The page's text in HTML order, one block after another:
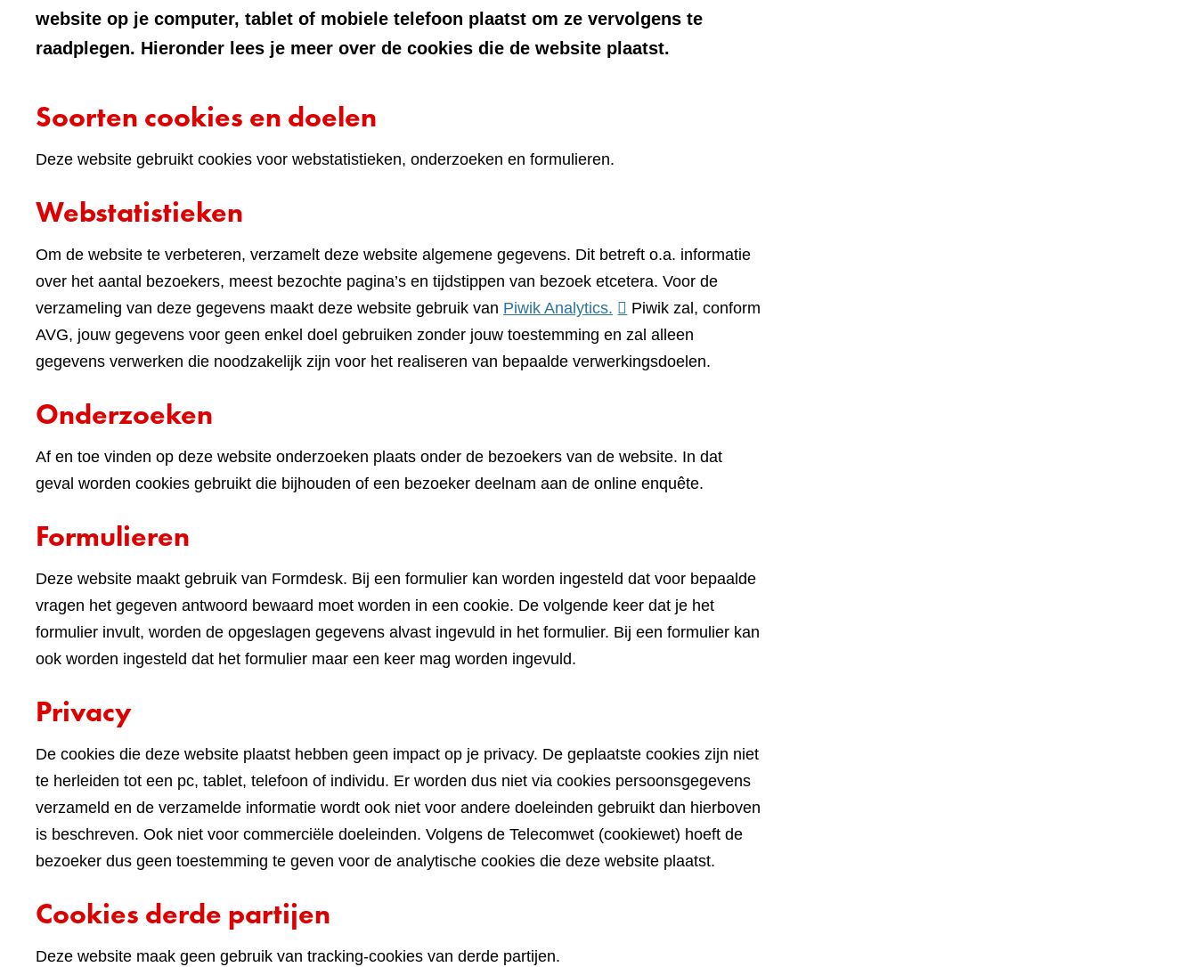
website op je computer, tablet of mobiele telefoon plaatst om ze vervolgens te
raadplegen. Hieronder lees je meer over de cookies die de website plaatst.
Soorten cookies en doelen
Deze website gebruikt cookies voor webstatistieken, onderzoeken en formulieren.
Webstatistieken
Om de website te verbeteren, verzamelt deze website algemene gegevens. Dit betreft o.a. informatie
over het aantal bezoekers, meest bezochte pagina’s en tijdstippen van bezoek etcetera. Voor de
verzameling van deze gegevens maakt deze website gebruik van Piwik Analytics. (verwijst
naar
een
Piwik zal, conform
AVG, jouw gegevens voor geen enkel doel gebruiken zonder jouw toestemming en zal alleen
gegevens verwerken die noodzakelijk zijn voor het realiseren van bepaalde verwerkingsdoelen.
Onderzoeken
Af en toe vinden op deze website onderzoeken plaats onder de bezoekers van de website. In dat
geval worden cookies gebruikt die bijhouden of een bezoeker deelnam aan de online enquête.
Formulieren
Deze website maakt gebruik van Formdesk. Bij een formulier kan worden ingesteld dat voor bepaalde
vragen het gegeven antwoord bewaard moet worden in een cookie. De volgende keer dat je het
formulier invult, worden de opgeslagen gegevens alvast ingevuld in het formulier. Bij een formulier kan
ook worden ingesteld dat het formulier maar een keer mag worden ingevuld.
Privacy
De cookies die deze website plaatst hebben geen impact op je privacy. De geplaatste cookies zijn niet
te herleiden tot een pc, tablet, telefoon of individu. Er worden dus niet via cookies persoonsgegevens
verzameld en de verzamelde informatie wordt ook niet voor andere doeleinden gebruikt dan hierboven
is beschreven. Ook niet voor commerciële doeleinden. Volgens de Telecomwet (cookiewet) hoeft de
bezoeker dus geen toestemming te geven voor de analytische cookies die deze website plaatst.
Cookies derde partijen
Deze website maak geen gebruik van tracking-cookies van derde partijen.